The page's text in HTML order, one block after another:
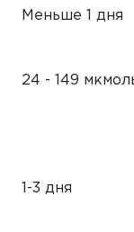
Меньше 1 дня
24 - 149
1-3 дня